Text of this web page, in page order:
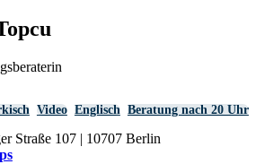
Video Englisch Beratung nach 20 Uhr
Straße 107 | 10707 Berlin